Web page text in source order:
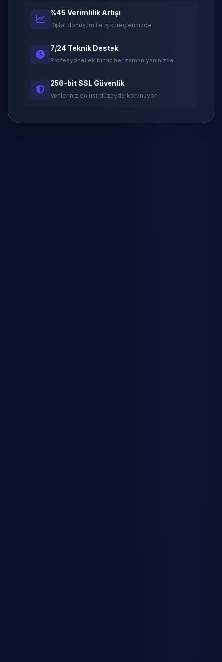
%45 Verimlilik Artışı
Dijital dönüşüm ile iş süreçlerinizde
7/24 Teknik Destek
Profesyonel ekibimiz her zaman yanınızda
256-bit SSL Güvenlik
Verileriniz en üst düzeyde korunuyor